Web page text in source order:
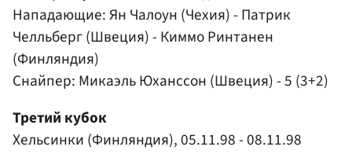
Нападающие: Ян Чалоун (Чехия) - Патрик
Челльберг (Швеция) - Киммо Ринтанен
(Финляндия)
Снайпер: Микаэль Юханссон (Швеция) - 5 (3+2)
Третий кубок
Хельсинки (Финляндия), 05.11.98 - 08.11.98